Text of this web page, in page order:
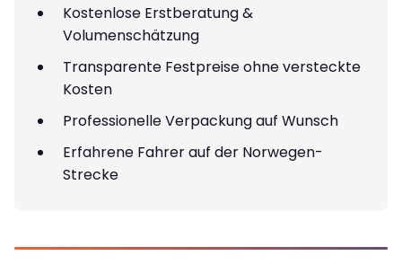
Kostenlose Erstberatung &
Volumenschätzung
Transparente Festpreise ohne versteckte
Kosten
Professionelle Verpackung auf Wunsch
Erfahrene Fahrer auf der Norwegen-
Strecke